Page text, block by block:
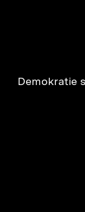
Zur
Demokratie